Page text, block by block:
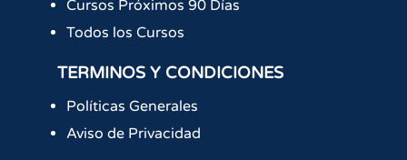
Cursos Próximos 90 Días
Todos los Cursos
TERMINOS Y CONDICIONES
Políticas Generales
Aviso de Privacidad